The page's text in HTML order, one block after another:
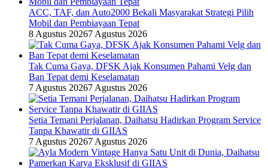
ACC, TAF, dan Auto2000 Bekali Masyarakat Strategi Pilih
Mobil dan Pembiayaan Tepat
8 Agustus 20267 Agustus 2026
Tak Cuma Gaya, DFSK Ajak Konsumen Pahami Velg dan
Ban Tepat demi Keselamatan
7 Agustus 20267 Agustus 2026
Setia Temani Perjalanan, Daihatsu Hadirkan Program Service
Tanpa Khawatir di GIIAS
7 Agustus 20267 Agustus 2026